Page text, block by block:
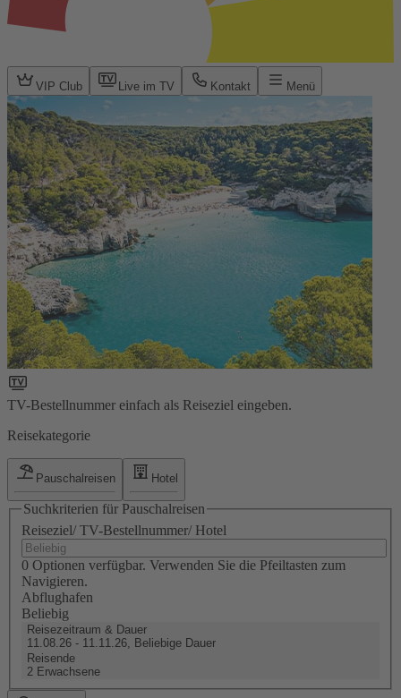
VIP Club Live im TV Kontakt Menü
TV-Bestellnummer einfach als Reiseziel eingeben.
Reisekategorie
Pauschalreisen Hotel
Suchkriterien für Pauschalreisen
Reiseziel/ TV-Bestellnummer/ Hotel
0 Optionen verfügbar. Verwenden Sie die Pfeiltasten zum
Navigieren.
Abflughafen
Beliebig
Reisezeitraum & Dauer
11.08.26 - 11.11.26, Beliebige Dauer
Reisende
2 Erwachsene